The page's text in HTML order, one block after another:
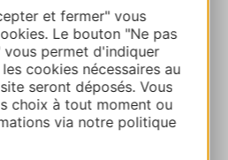
et fermer" vous
Le bouton "Ne pas
permet d'indiquer
cookies nécessaires au
seront déposés. Vous
choix à tout moment ou
via notre politique